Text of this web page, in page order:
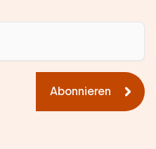
Abonnieren